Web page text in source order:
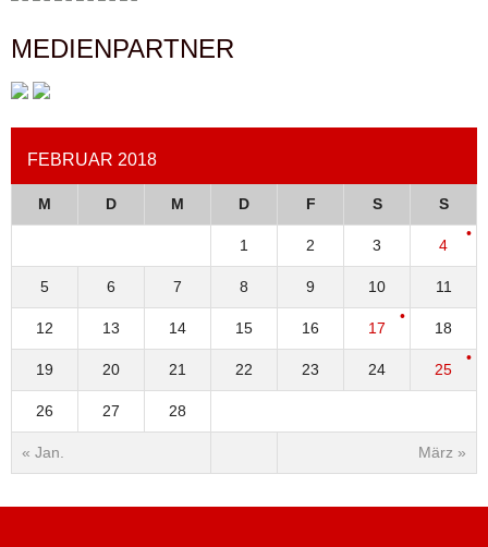
MEDIENPARTNER
FEBRUAR 2018
M D M D F S S
« Jan. März »
1 2 3 4
5 6 7 8 9 10 11
12 13 14 15 16 17 18
19 20 21 22 23 24 25
26 27 28